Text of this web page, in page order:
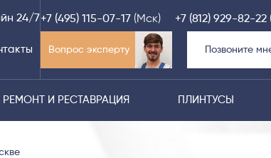
24/7+7 (495) 115-07-17 (Мск) +7 (812) 929-82-22
Вопрос эксперту Позвоните
РЕМОНТ И РЕСТАВРАЦИЯ ПЛИНТУСЫ